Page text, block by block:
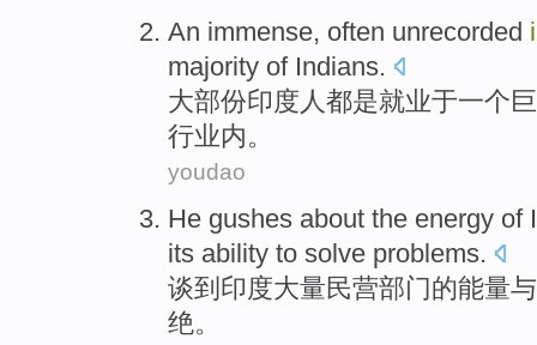
An immense, often unrecorded
majority of Indians.
大部份印度人都是就业于一个
行业内。
youdao
He gushes about the energy of
its ability to solve problems.
谈到 印度大量民营部门的能量与
绝。